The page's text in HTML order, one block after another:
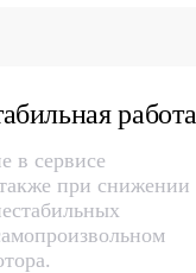
работа
в сервисе
при снижении